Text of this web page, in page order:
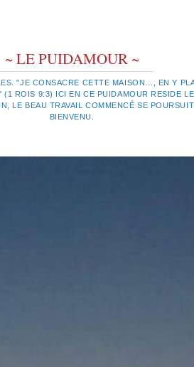
~ LE PUIDAMOUR ~
"JE CONSACRE CETTE MAISON…, EN Y
ROIS 9:3) ICI EN CE PUIDAMOUR RESIDE
LE BEAU TRAVAIL COMMENCÉ SE
BIENVENU.